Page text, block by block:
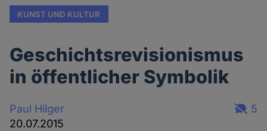
KUNST UND KULTUR
Geschichtsrevisionismus
in öffentlicher Symbolik
Paul Hilger
20.07.2015
5